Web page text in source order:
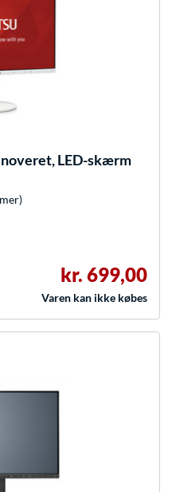
LED-skærm
kr. 699,00
Varen kan ikke købes